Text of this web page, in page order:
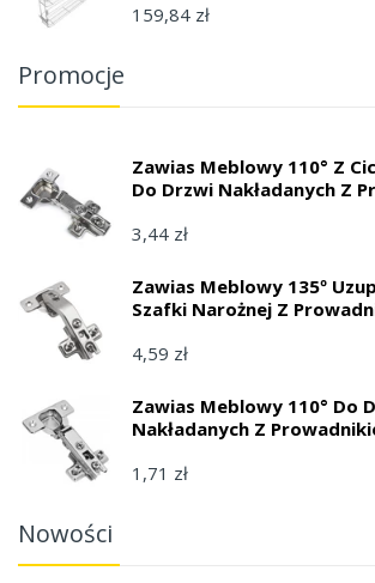
159,84 zł
Promocje
Zawias Meblowy 110° Z
Do Drzwi Nakładanych Z
3,44 zł
Zawias Meblowy 135º
Szafki Narożnej Z
4,59 zł
Zawias Meblowy 110° Do
Nakładanych Z
1,71 zł
Nowości